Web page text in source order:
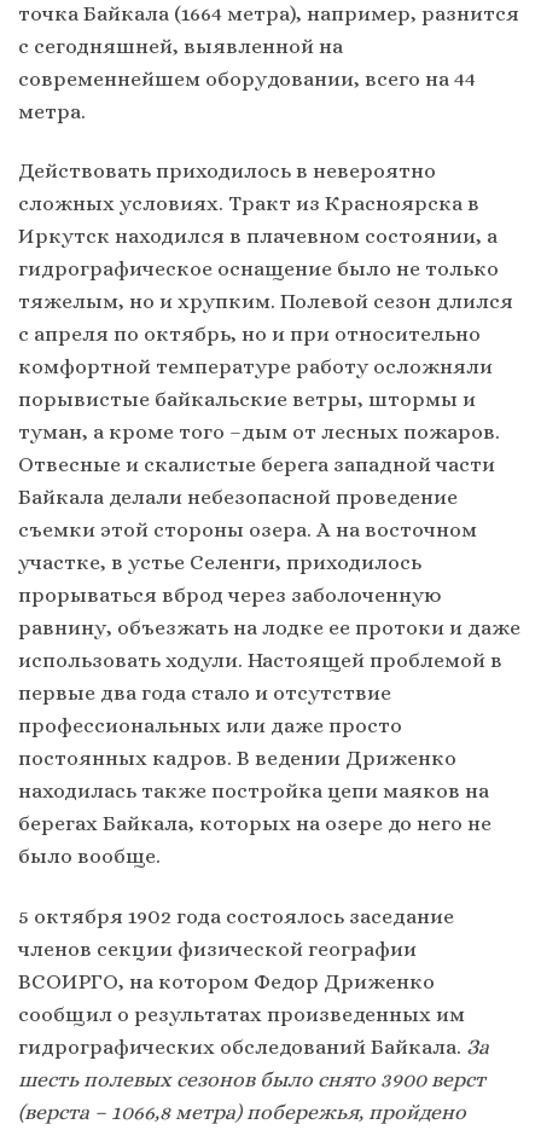
точка Байкала (1664 метра), например, разнится
с сегодняшней, выявленной на
современнейшем оборудовании, всего на 44
метра.
Действовать приходилось в невероятно
сложных условиях. Тракт из Красноярска в
Иркутск находился в плачевном состоянии, а
гидрографическое оснащение было не только
тяжелым, но и хрупким. Полевой сезон длился
с апреля по октябрь, но и при относительно
комфортной температуре работу осложняли
порывистые байкальские ветры, штормы и
туман, а кроме того –дым от лесных пожаров.
Отвесные и скалистые берега западной части
Байкала делали небезопасной проведение
съемки этой стороны озера. А на восточном
участке, в устье Селенги, приходилось
прорываться вброд через заболоченную
равнину, объезжать на лодке ее протоки и даже
использовать ходули. Настоящей проблемой в
первые два года стало и отсутствие
профессиональных или даже просто
постоянных кадров. В ведении Дриженко
находилась также постройка цепи маяков на
берегах Байкала, которых на озере до него не
было вообще.
5 октября 1902 года состоялось заседание
членов секции физической географии
ВСОИРГО, на котором Федор Дриженко
сообщил о результатах произведенных им
гидрографических обследований Байкала. За
шесть полевых сезонов было снято 3900 верст
(верста – 1066,8 метра) побережья, пройдено